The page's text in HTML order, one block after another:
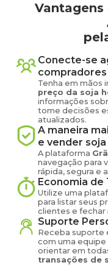
Conecte-se
Tenha em mãos
preço da soja
informações
tome decisões
atualizados.
A maneira
e vender soja
A plataforma
navegação para
rápida, segura e
Economia de
Utilize uma
para listar seus
clientes e fechar
Suporte
Receba suporte
com uma
orientar em
transações de